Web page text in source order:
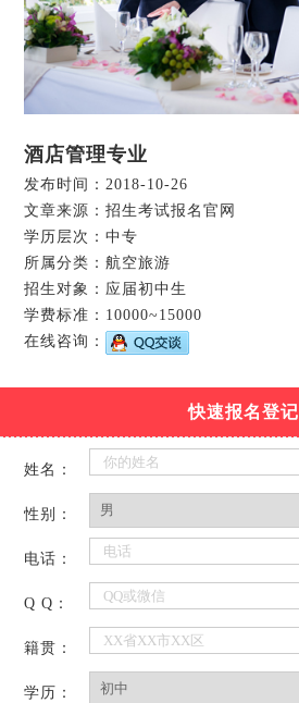
酒店管理专业
发布时间：2018-10-26
文章来源：招生考试报名官网
学历层次：中专
所属分类：航空旅游
招生对象：应届初中生
学费标准：10000~15000
在线咨询：
快速报名登记
姓名：
性别：
电话：
Q Q：
籍贯：
学历：